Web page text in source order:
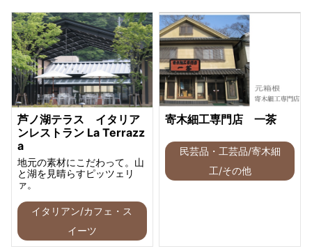
芦ノ湖テラス イタリア
ンレストラン La Terrazz
a
地元の素材にこだわって。山
と湖を見晴らすピッツェリ
ァ。
イタリアン/カフェ・ス
イーツ
寄木細工専門店 一茶
民芸品・工芸品/寄木細
工/その他